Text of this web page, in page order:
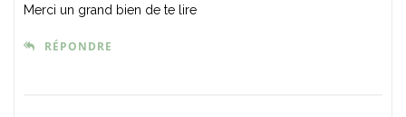
Merci un grand bien de te lire
RÉPONDRE